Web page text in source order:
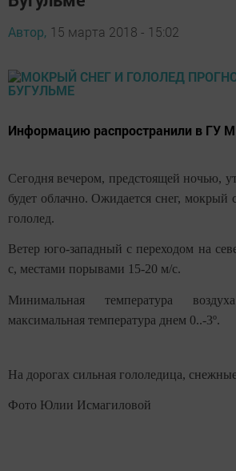
Автор, 15 марта 2018 - 15:02
Информацию распространили в ГУ
Сегодня вечером, предстоящей ночью,
будет облачно. Ожидается снег, мокрый
гололед.
Ветер юго-западный с переходом на
с, местами порывами 15-20 м/с.
Минимальная температура
максимальная температура днем 0..-3º.
На дорогах сильная гололедица,
Фото Юлии Исмагиловой